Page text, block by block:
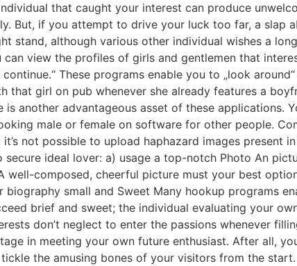
that caught your interest can produce
But, if you attempt to drive your luck too far, a slap
stand, although various other individual wishes a
view the profiles of girls and gentlemen that
These programs enable you to „look
girl on pub whenever she already features a
another advantageous asset of these applications.
male or female on software for other people.
not possible to upload haphazard images present
ideal lover: a) usage a top-notch Photo An
composed, cheerful picture must your best
small and Sweet Many hookup programs
brief and sweet; the individual evaluating your
don’t neglect to enter the passions whenever
in meeting your own future enthusiast. After all,
tickle the amusing bones of your visitors from the